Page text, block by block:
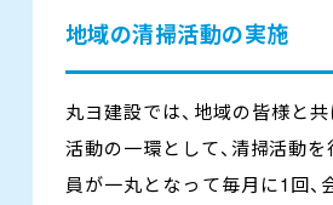
地域の清掃活動の実施
丸ヨ建設では、地域の皆様と
活動の一環として、清掃活動
員が一丸となって毎月に1回、